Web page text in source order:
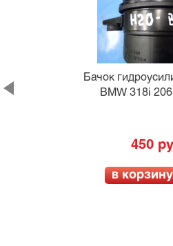
Бачок
BMW 318i
450
в корзину